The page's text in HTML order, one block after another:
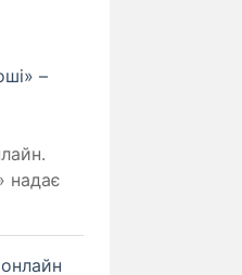
–
надає